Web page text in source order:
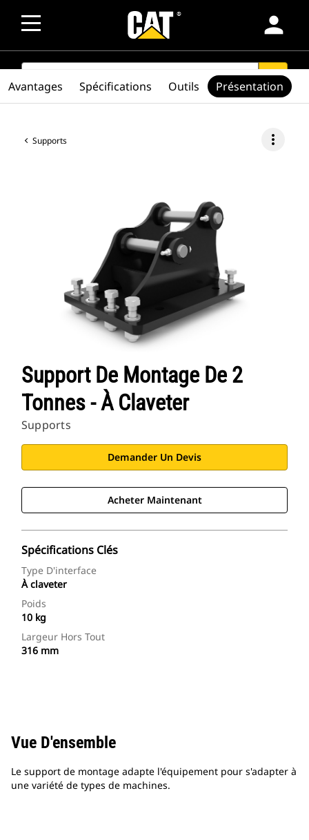
person
SEARCH search
Supports more_vert
Support De Montage De 2
Tonnes - À Claveter
Supports
Demander Un Devis
Acheter Maintenant
Spécifications Clés
Type D'interface
À claveter
Poids
10 kg
Largeur Hors Tout
316 mm
Avantages Spécifications Outils Présentation
Vue D'ensemble
Le support de montage adapte l'équipement pour s'adapter à
une variété de types de machines.